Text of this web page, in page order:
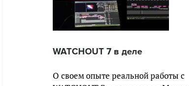
WATCHOUT 7 в деле
О своем опыте реальной работы с